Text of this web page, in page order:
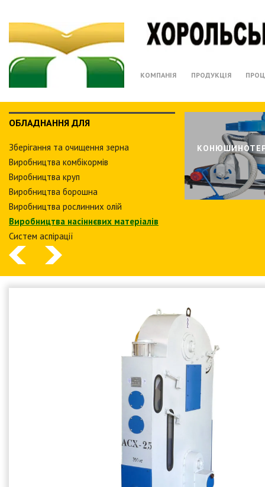
КОМПАНІЯ ПРОДУКЦІЯ
ОБЛАДНАННЯ ДЛЯ
Зберiгання та очищення зерна
Виробництва комбiкормiв
Виробництва круп
Виробництва борошна
Виробництва рослинних олiй
Виробництва насіннєвих матеріалів
Систем аспiрацiї